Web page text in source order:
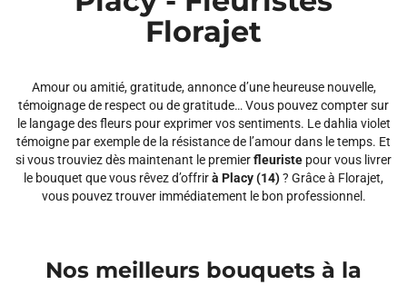
Florajet
Amour ou amitié, gratitude, annonce d’une heureuse nouvelle,
témoignage de respect ou de gratitude… Vous pouvez compter sur
le langage des fleurs pour exprimer vos sentiments. Le dahlia violet
témoigne par exemple de la résistance de l’amour dans le temps. Et
si vous trouviez dès maintenant le premierfleuriste pour vous livrer
le bouquet que vous rêvez d’offrirà Placy (14)? Grâce à Florajet,
vous pouvez trouver immédiatement le bon professionnel.
Nos meilleurs bouquets à la